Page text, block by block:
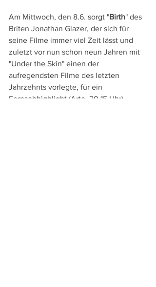
Am Mittwoch, den 8.6. sorgt "Birth" des
Briten Jonathan Glazer, der sich für
seine Filme immer viel Zeit lässt und
zuletzt vor nun schon neun Jahren mit
"Under the Skin" einen der
aufregendsten Filme des letzten
Jahrzehnts vorlegte, für ein
Fernsehhighlight (Arte, 20.15 Uhr).